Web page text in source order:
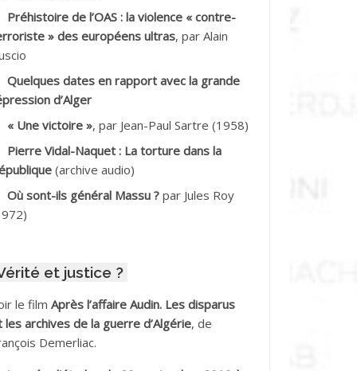
Baghdad*
Boualem*
Rachid
Omar *
Vve AIT SAADA
Mohamed Akli
Préhistoire de l’OAS : la violence « contre-
» des européens ultras, par Alain
Quelques dates en rapport avec la grande
d’Alger
« Une victoire », par Jean-Paul Sartre (1958)
Pierre Vidal-Naquet : La torture dans la
(archive audio)
Où sont-ils général Massu ? par Jules Roy
et justice ?
le film Après l’affaire Audin. Les disparus
les archives de la guerre d’Algérie, de
Demerliac.